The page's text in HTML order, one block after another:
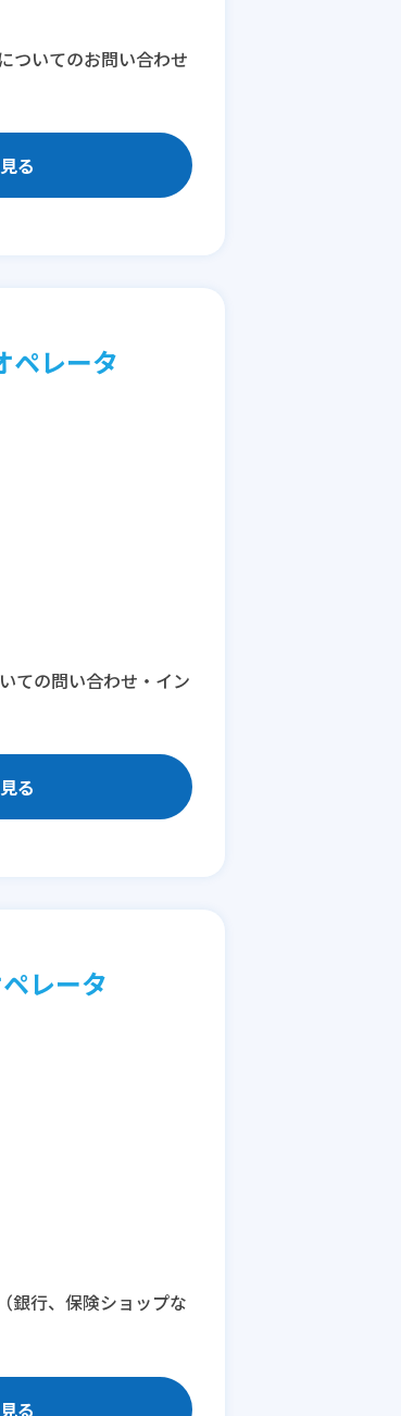
ついてのお問い合わせ
る
ペレータ
ての問い合わせ・イン
る
レータ
銀行、保険ショップな
る